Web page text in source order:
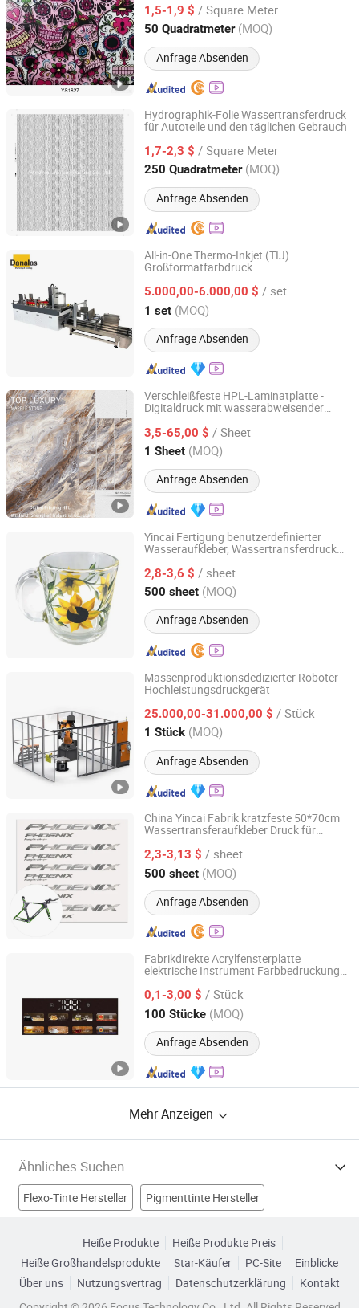
1,5-1,9 $ / Square Meter
50 Quadratmeter (MOQ)
Anfrage Absenden
Guangdong, China Seit 2026
Hydrographik-Folie Wassertransferdruck
für Autoteile und den täglichen Gebrauch
1,7-2,3 $ / Square Meter
250 Quadratmeter (MOQ)
Anfrage Absenden
ZHEJIANG JIALILONG PACKAGING TECHNOLOGY
CO.,LTD
Zhejiang, China Seit 2019
All-in-One Thermo-Inkjet (TIJ)
Großformatfarbdruck
5.000,00-6.000,00 $ / set
1 set (MOQ)
Anfrage Absenden
Zhengzhou Dana Photoelectric Technology Co., Ltd.
Henan, China Seit 2025
Verschleißfeste HPL-Laminatplatte -
Digitaldruck mit wasserabweisender
3,5-65,00 $ / Sheet
1 Sheet (MOQ)
Anfrage Absenden
Winfield (Shanghai) Industrial Co., Ltd.
Shanghai, China Seit 2025
Yincai Fertigung benutzerdefinierter
Wasseraufkleber, Wassertransferdruck
2,8-3,6 $ / sheet
500 sheet (MOQ)
Anfrage Absenden
Guangdong Yincai Science & Technology Co., Ltd.
Guangdong, China Seit 2021
Massenproduktionsdedizierter Roboter
Hochleistungsdruckgerät
25.000,00-31.000,00 $ / Stück
1 Stück (MOQ)
Anfrage Absenden
Jinan Artech Machinery Co., Ltd.
Shandong, China Seit 2019
China Yincai Fabrik kratzfeste 50*70cm
Wassertransferaufkleber Druck für
2,3-3,13 $ / sheet
500 sheet (MOQ)
Anfrage Absenden
Guangdong Yincai Science & Technology Co., Ltd.
Guangdong, China Seit 2021
Fabrikdirekte Acrylfensterplatte
elektrische Instrument Farbbedruckung
Steuerung Touchscreen-Anpassung
0,1-3,00 $ / Stück
100 Stücke (MOQ)
Anfrage Absenden
SHENZHEN YANMING PLATE PROCESS CO., LTD.
Guangdong, China Seit 2018
Mehr Anzeigen
Ähnliches Suchen
Flexo-Tinte Hersteller Pigmenttinte Hersteller
Beutel für Wasserdruck Fabriken
Heiße Produkte
Heiße Produkte Preis
Heiße Großhandelsprodukte
Star-Käufer PC-Site
Einblicke
Über uns
Nutzungsvertrag Datenschutzerklärung
Kontakt